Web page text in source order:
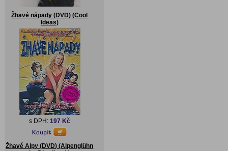
Žhavé nápady (DVD) (Cool
Ideas)
s DPH: 197 Kč
Žhavé Alpy (DVD) (Alpenglühn